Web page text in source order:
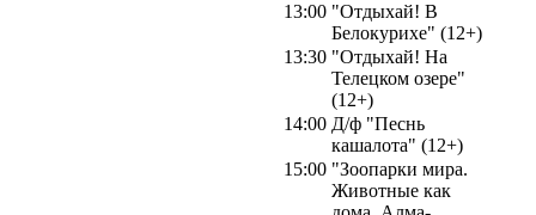
13:00 "Отдыхай! В
Белокурихе" (12+)
13:30 "Отдыхай! На
Телецком озере"
(12+)
14:00 Д/ф "Песнь
кашалота" (12+)
15:00 "Зоопарки мира.
Животные как